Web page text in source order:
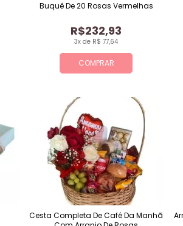
COMPRAR
3x de R$ 77,64
R$232,93
Buquê De 20 Rosas Vermelhas
Cesta Completa De Café Da Manhã